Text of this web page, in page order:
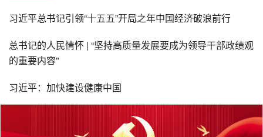
习近平总书记引领“十五五”开局之年中国经济破浪前行
总书记的人民情怀 | “坚持高质量发展要成为领导干部政绩观
的重要内容”
习近平：加快建设健康中国